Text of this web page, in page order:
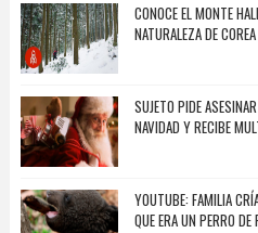
CONOCE EL MONTE
NATURALEZA DE COREA
SUJETO PIDE
NAVIDAD Y RECIBE
YOUTUBE: FAMILIA
QUE ERA UN PERRO